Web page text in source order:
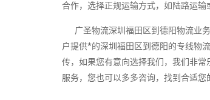
合作，选择正规运输方式，如陆路运输
广圣物流深圳福田区到德阳物流业务
户提供*的深圳福田区到德阳的专线物
传，如果您有意向选择我们，我们非
服务，您也可以多多咨询，找到合适您